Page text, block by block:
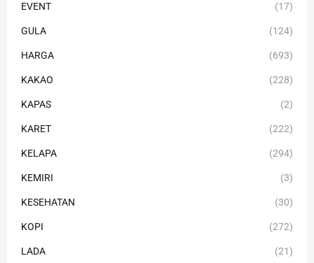
EVENT (17)
GULA (124)
HARGA (693)
KAKAO (228)
KAPAS (2)
KARET (222)
KELAPA (294)
KEMIRI (3)
KESEHATAN (30)
KOPI (272)
LADA (21)